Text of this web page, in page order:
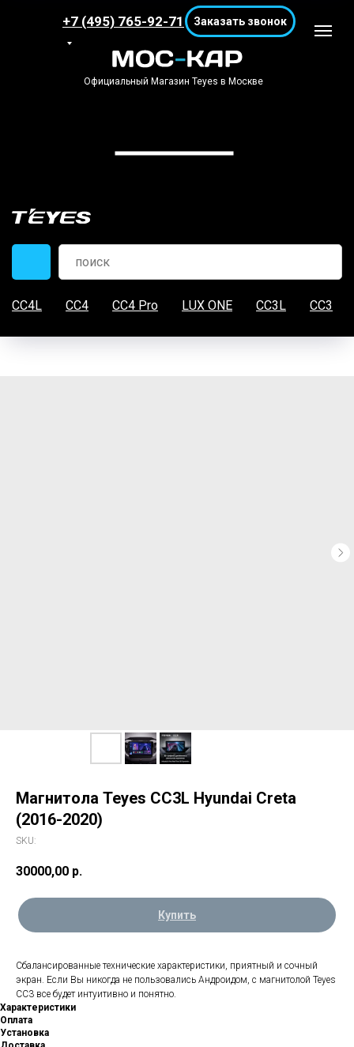
Официальный Магазин Teyes в Москве
+7 (495) 765-92-71 Заказать звонок
CC4L CC4 CC4 Pro LUX ONE CC3L CC3
Магнитола Teyes CC3L Hyundai Creta
(2016-2020)
SKU:
30000,00 р.
Купить
Сбалансированные технические характеристики, приятный и сочный
экран. Если Вы никогда не пользовались Андроидом, с магнитолой Teyes
CC3 все будет интуитивно и понятно.
Характеристики
Оплата
Установка